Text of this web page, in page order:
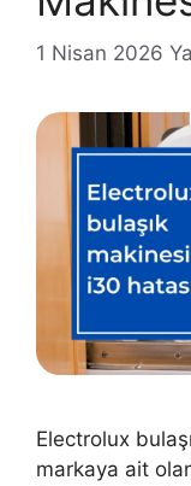
1 Nisan 2026
Electrolux
markaya ait